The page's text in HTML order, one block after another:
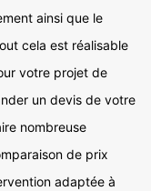
ainsi que le
cela est réalisable
votre projet de
un devis de votre
nombreuse
de prix
adaptée à